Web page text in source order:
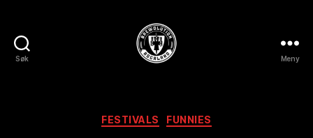
Søk Meny
Kategorier
FESTIVALS FUNNIES